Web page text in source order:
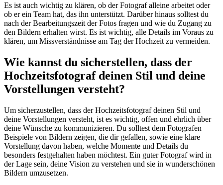
Es ist auch wichtig zu klären, ob der Fotograf alleine arbeitet oder
ob er ein Team hat, das ihn unterstützt. Darüber hinaus solltest du
nach der Bearbeitungszeit der Fotos fragen und wie du Zugang zu
den Bildern erhalten wirst. Es ist wichtig, alle Details im Voraus zu
klären, um Missverständnisse am Tag der Hochzeit zu vermeiden.
Wie kannst du sicherstellen, dass der
Hochzeitsfotograf deinen Stil und deine
Vorstellungen versteht?
Um sicherzustellen, dass der Hochzeitsfotograf deinen Stil und
deine Vorstellungen versteht, ist es wichtig, offen und ehrlich über
deine Wünsche zu kommunizieren. Du solltest dem Fotografen
Beispiele von Bildern zeigen, die dir gefallen, sowie eine klare
Vorstellung davon haben, welche Momente und Details du
besonders festgehalten haben möchtest. Ein guter Fotograf wird in
der Lage sein, deine Vision zu verstehen und sie in wunderschönen
Bildern umzusetzen.